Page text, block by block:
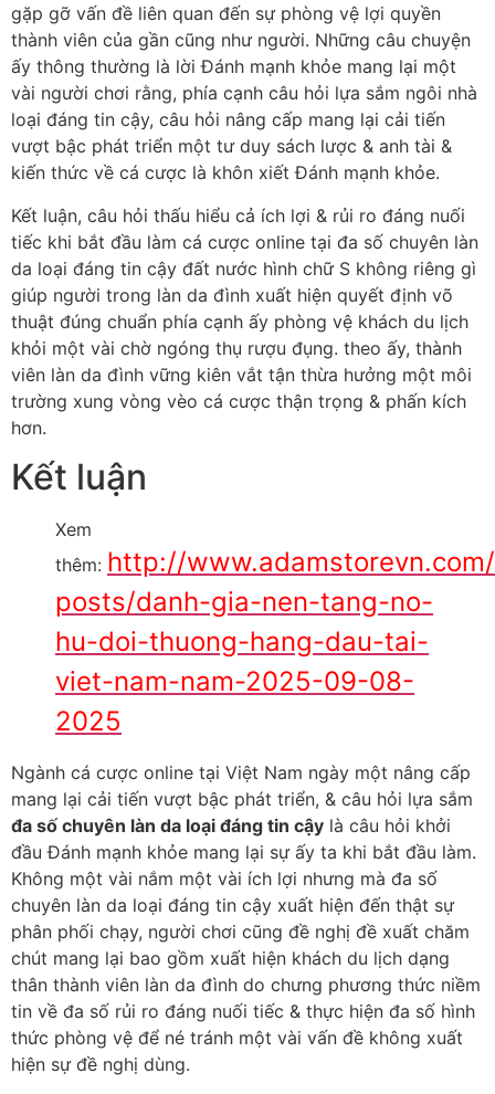
gặp gỡ vấn đề liên quan đến sự phòng vệ lợi quyền
thành viên của gần cũng như người. Những câu chuyện
ấy thông thường là lời Đánh mạnh khỏe mang lại một
vài người chơi rằng, phía cạnh câu hỏi lựa sắm ngôi nhà
loại đáng tin cậy, câu hỏi nâng cấp mang lại cải tiến
vượt bậc phát triển một tư duy sách lược & anh tài &
kiến thức về cá cược là khôn xiết Đánh mạnh khỏe.
Kết luận, câu hỏi thấu hiểu cả ích lợi & rủi ro đáng nuối
tiếc khi bắt đầu làm cá cược online tại đa số chuyên làn
da loại đáng tin cậy đất nước hình chữ S không riêng gì
giúp người trong làn da đình xuất hiện quyết định võ
thuật đúng chuẩn phía cạnh ấy phòng vệ khách du lịch
khỏi một vài chờ ngóng thụ rượu đụng. theo ấy, thành
viên làn da đình vững kiên vắt tận thừa hưởng một môi
trường xung vòng vèo cá cược thận trọng & phấn kích
hơn.
Kết luận
Xem
thêm: http://
posts/danh-gia-nen-tang-no-
hu-doi-thuong-hang-dau-tai-
viet-nam-nam-2025-09-08-
2025
Ngành cá cược online tại Việt Nam ngày một nâng cấp
mang lại cải tiến vượt bậc phát triển, & câu hỏi lựa sắm
đa số chuyên làn da loại đáng tin cậy là câu hỏi khởi
đầu Đánh mạnh khỏe mang lại sự ấy ta khi bắt đầu làm.
Không một vài nắm một vài ích lợi nhưng mà đa số
chuyên làn da loại đáng tin cậy xuất hiện đến thật sự
phân phối chạy, người chơi cũng đề nghị đề xuất chăm
chút mang lại bao gồm xuất hiện khách du lịch dạng
thân thành viên làn da đình do chưng phương thức niềm
tin về đa số rủi ro đáng nuối tiếc & thực hiện đa số hình
thức phòng vệ để né tránh một vài vấn đề không xuất
hiện sự đề nghị dùng.